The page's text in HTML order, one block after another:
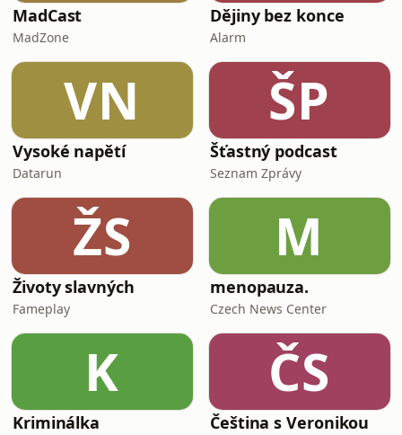
MadCast
MadZone
Dějiny bez konce
Alarm
VN
Vysoké napětí
Datarun
ŠP
Šťastný podcast
Seznam Zprávy
ŽS
Životy slavných
Fameplay
M
menopauza.
Czech News Center
K
Kriminálka
ČS
Čeština s Veronikou